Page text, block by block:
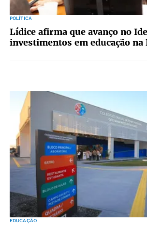
POLÍTICA
Lídice afirma que avanço no
investimentos em educação na
EDUCAÇÃO